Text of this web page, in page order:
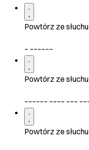
Powtórz ze słuchu
Powtórz ze słuchu
Powtórz ze słuchu